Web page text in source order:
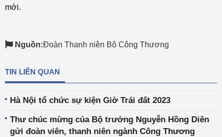
mới.
Nguồn:Đoàn Thanh niên Bộ Công Thương
TIN LIÊN QUAN
Hà Nội tổ chức sự kiện Giờ Trái đất 2023
Thư chúc mừng của Bộ trưởng Nguyễn Hồng Diên
gửi đoàn viên, thanh niên ngành Công Thương